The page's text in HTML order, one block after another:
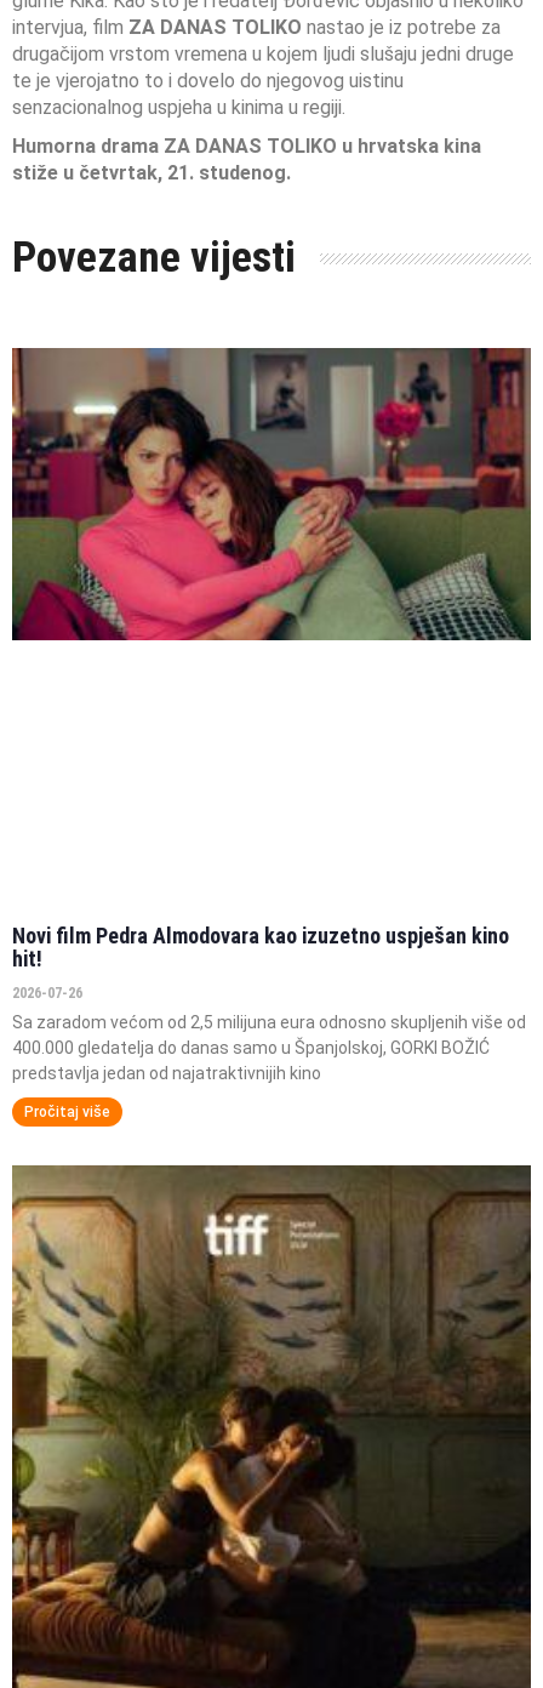
intervjua, film ZA DANAS TOLIKO nastao je iz potrebe za
drugačijom vrstom vremena u kojem ljudi slušaju jedni druge
te je vjerojatno to i dovelo do njegovog uistinu
senzacionalnog uspjeha u kinima u regiji.
Humorna drama ZA DANAS TOLIKO u hrvatska kina
stiže u četvrtak, 21. studenog.
Povezane vijesti
Novi film Pedra Almodovara kao izuzetno uspješan kino
hit!
2026-07-26
Sa zaradom većom od 2,5 milijuna eura odnosno skupljenih više od
400.000 gledatelja do danas samo u Španjolskoj, GORKI BOŽIĆ
predstavlja jedan od najatraktivnijih kino
Pročitaj više